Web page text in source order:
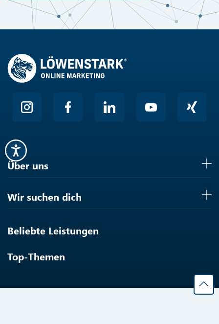
Hier klicken
Über uns
Wir suchen dich
Beliebte Leistungen
Top-Themen